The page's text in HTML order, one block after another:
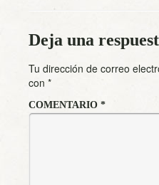
Deja una
Tu dirección de correo
con *
COMENTARIO *